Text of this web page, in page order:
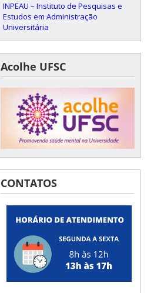
INPEAU – Instituto de Pesquisas e
Estudos em Administração
Universitária
Acolhe UFSC
CONTATOS